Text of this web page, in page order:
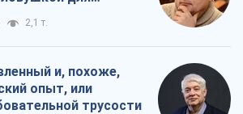
2,1 т.
и, похоже,
опыт, или
трусости